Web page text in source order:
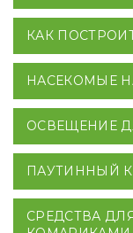
КАК
НАСЕКОМЫЕ
ОСВЕЩЕНИЕ
ПАУТИННЫЙ
СРЕДСТВА